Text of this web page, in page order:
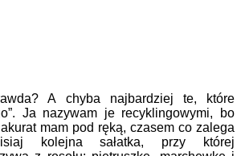
A chyba najbardziej te, które
Ja nazywam je recyklingowymi, bo
mam pod ręką, czasem co zalega
kolejna sałatka, przy której